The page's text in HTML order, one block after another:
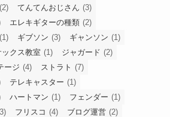
(2) てんてんおじさん (3)
エレキギターの種類 (2)
(1) ギブソン (3) ギャンソン (1)
ックス教室 (1) ジャガード (2)
ージ (4) ストラト (7)
テレキャスター (1)
ハートマン (1) フェンダー (1)
フリスコ (4) ブログ運営 (2)